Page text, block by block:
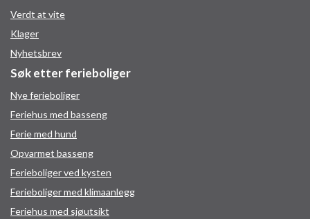
Verdt at vite
Klager
Nyhetsbrev
Søk etter ferieboliger
Nye ferieboliger
Feriehus med basseng
Ferie med hund
Opvarmet basseng
Ferieboliger ved kysten
Ferieboliger med klimaanlegg
Feriehus med sjøutsikt